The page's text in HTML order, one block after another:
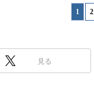
1 2
見る